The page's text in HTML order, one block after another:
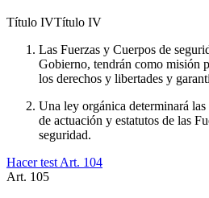
Título IVTítulo IV
Las Fuerzas y Cuerpos de
Gobierno, tendrán como misión
los derechos y libertades y
Una ley orgánica determinará
de actuación y estatutos de las
seguridad.
Hacer test Art. 104
Art. 105